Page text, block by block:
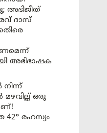
അഭിജീത്
ദാസ്
അഭിഭാഷക
നിന്ന്
ഒരു
രഹസ്യം